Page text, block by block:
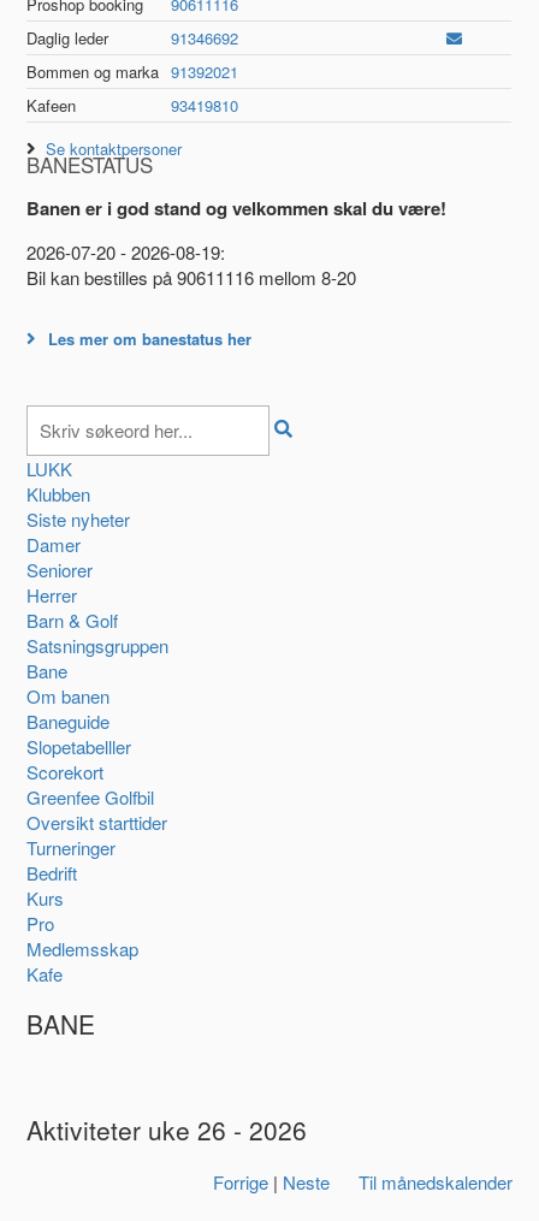
Daglig leder
91346692
Bommen og marka 91392021
Kafeen
93419810
Se kontaktpersoner
BANESTATUS
Banen er i god stand og velkommen skal du være!
2026-07-20 - 2026-08-19:
Bil kan bestilles på 90611116 mellom 8-20
Les mer om banestatus her
LUKK
Klubben
Siste nyheter
Damer
Seniorer
Herrer
Barn & Golf
Satsningsgruppen
Bane
Om banen
Baneguide
Slopetabelller
Scorekort
Greenfee Golfbil
Oversikt starttider
Turneringer
Bedrift
Kurs
Pro
Medlemsskap
Kafe
BANE
Aktiviteter uke 26 - 2026
Forrige| Neste Til månedskalender